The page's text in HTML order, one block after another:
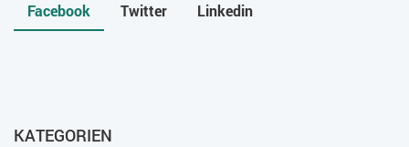
Facebook Twitter Linkedin
KATEGORIEN